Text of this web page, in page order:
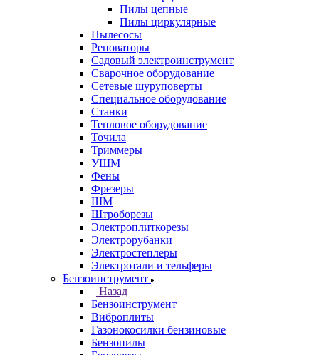
Пилы цепные
Пилы циркулярные
Пылесосы
Реноваторы
Садовый электроинструмент
Сварочное оборудование
Сетевые шуруповерты
Специальное оборудование
Станки
Тепловое оборудование
Точила
Триммеры
УШМ
Фены
Фрезеры
ШМ
Штроборезы
Электроплиткорезы
Электрорубанки
Электростеплеры
Электротали и тельферы
Бензоинструмент
Назад
Бензоинструмент
Виброплиты
Газонокосилки бензиновые
Бензопилы